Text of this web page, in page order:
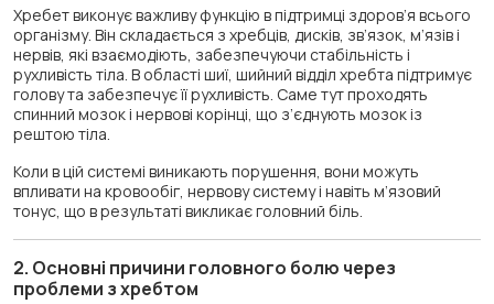
Хребет виконує важливу функцію в підтримці здоров’я всього
організму. Він складається з хребців, дисків, зв’язок, м’язів і
нервів, які взаємодіють, забезпечуючи стабільність і
рухливість тіла. В області шиї, шийний відділ хребта підтримує
голову та забезпечує її рухливість. Саме тут проходять
спинний мозок і нервові корінці, що з’єднують мозок із
рештою тіла.
Коли в цій системі виникають порушення, вони можуть
впливати на кровообіг, нервову систему і навіть м’язовий
тонус, що в результаті викликає головний біль.
2. Основні причини головного болю через
проблеми з хребтом